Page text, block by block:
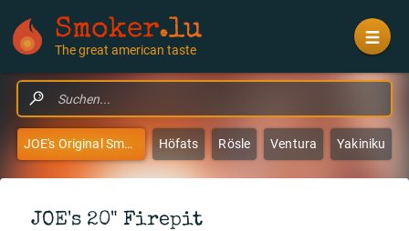
Smoker.lu
The great american taste
JOE's Original Smokers & Grills Höfats Rösle Ventura Yakiniku
JOE's 20" Firepit